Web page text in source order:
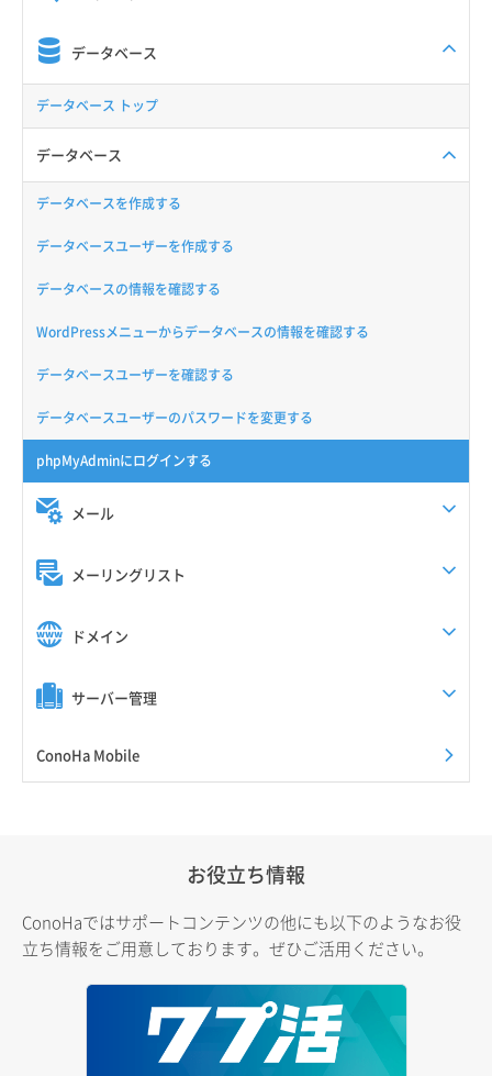
データベース
データベース トップ
データベース
データベースを作成する
データベースユーザーを作成する
データベースの情報を確認する
WordPressメニューからデータベースの情報を確認する
データベースユーザーを確認する
データベースユーザーのパスワードを変更する
phpMyAdminにログインする
メール
メーリングリスト
ドメイン
サーバー管理
ConoHa Mobile
お役立ち情報
ConoHaではサポートコンテンツの他にも以下のようなお役
立ち情報をご用意しております。ぜひご活用ください。